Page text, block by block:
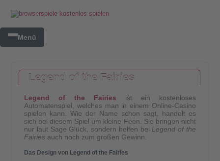
Menü
Legend of the Fairies
Legend of the Fairies ist ein kostenloses
Automatenspiel, welches man in einem Online-Casino
spielen kann. Wie der Name schon sagt, handelt es
sich bei diesem Spiel um kleine Feen. Sie bringen nicht
nur laut Sage Glück, sondern helfen bei Legend of the
Fairies auch noch zum großen Gewinn.
Das Design von Legend of the Fairies